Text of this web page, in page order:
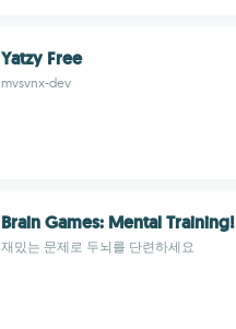
Yatzy Free
mvsvnx-dev
Brain Games: Mental Training!
재밌는 문제로 두뇌를 단련하세요